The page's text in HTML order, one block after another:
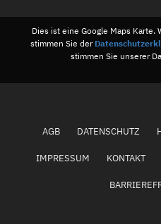
Dies ist eine Google Maps Karte.
stimmen Sie der
stimmen Sie unserer
AGB DATENSCHUTZ
IMPRESSUM KONTAKT